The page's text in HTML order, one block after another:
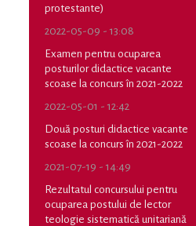
protestante)
2022-05-09 - 13:08
Examen pentru ocuparea
posturilor didactice vacante
scoase la concurs în 2021-2022
2022-05-01 - 12:42
Două posturi didactice vacante
scoase la concurs în 2021-2022
2021-07-19 - 14:49
Rezultatul concursului pentru
ocuparea postului de lector
teologie sistematică unitariană